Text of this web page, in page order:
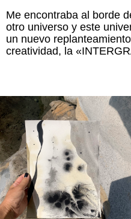
Me encontraba al borde
otro universo y este
un nuevo
creatividad, la